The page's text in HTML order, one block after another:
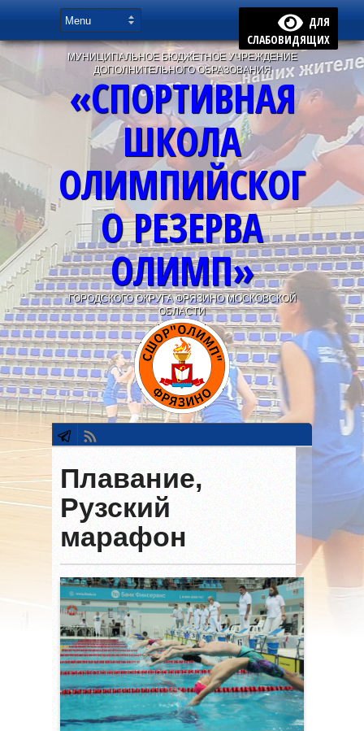
ДЛЯ
СЛАБОВИДЯЩИХ
МУНИЦИПАЛЬНОЕ БЮДЖЕТНОЕ УЧРЕЖДЕНИЕ
ДОПОЛНИТЕЛЬНОГО ОБРАЗОВАНИЯ
«СПОРТИВНАЯ
ШКОЛА
ОЛИМПИЙСКОГ
О РЕЗЕРВА
ОЛИМП»
ГОРОДСКОГО ОКРУГА ФРЯЗИНО МОСКОВСКОЙ
ОБЛАСТИ
Плавание,
Рузский
марафон